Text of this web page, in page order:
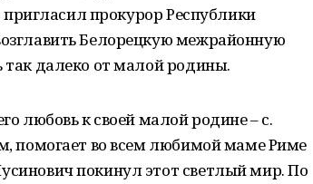
пригласил прокурор Республики
Белорецкую межрайонную
так далеко от малой родины.
любовь к своей малой родине – с.
помогает во всем любимой маме Риме
покинул этот светлый мир. По